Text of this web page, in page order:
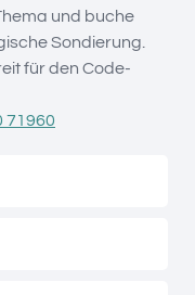
und buche
Sondierung.
für den Code-
71960